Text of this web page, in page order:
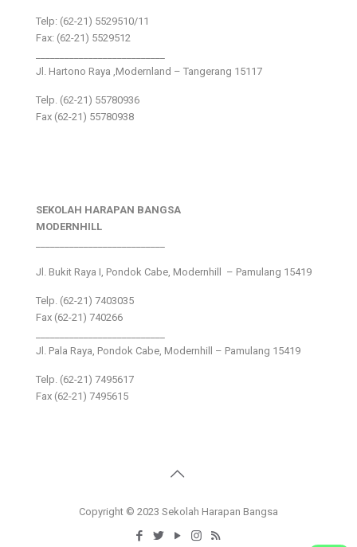
Telp: (62-21) 5529510/11
Fax: (62-21) 5529512
Jl. Hartono Raya ,Modernland – Tangerang 15117
Telp. (62-21) 55780936
Fax (62-21) 55780938
SEKOLAH HARAPAN BANGSA
MODERNHILL
Jl. Bukit Raya I, Pondok Cabe, Modernhill – Pamulang 15419
Telp. (62-21) 7403035
Fax (62-21) 740266
Jl. Pala Raya, Pondok Cabe, Modernhill – Pamulang 15419
Telp. (62-21) 7495617
Fax (62-21) 7495615
Copyright © 2023 Sekolah Harapan Bangsa